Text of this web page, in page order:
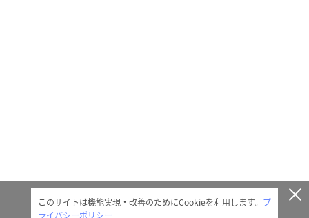
このサイトは機能実現・改善のためにCookieを利用します。 プ
ライバシーポリシー